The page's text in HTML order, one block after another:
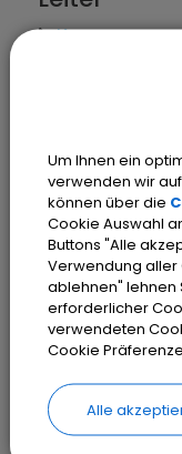
Kreis- und
Mahnung
Um Ihnen ein
verwenden wir
können über die
Cookie Auswahl
Buttons "Alle
Verwendung aller
ablehnen" lehnen
erforderlicher
verwendeten
Cookie
Alle